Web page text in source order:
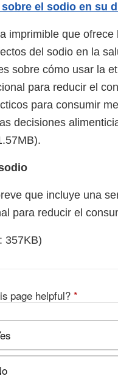
el sodio en su
imprimible que ofrece
del sodio en la
sobre cómo usar la
para reducir el
para consumir
decisiones
que incluye una
para reducir el
357KB)
page helpful? *